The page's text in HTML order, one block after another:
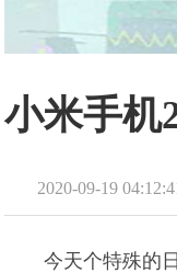
小米手机
2020-09-19
今天个特殊的